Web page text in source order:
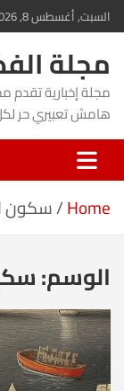
Skip
to
content
السبت, أغسطس 8, 2026
مجلة
مجلة إخبارية تقدم
هامش تعبيري حر
Home سكون
الوسم: